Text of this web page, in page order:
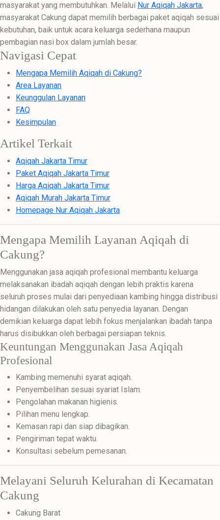
masyarakat yang membutuhkan. Melalui Nur Aqiqah Jakarta,
masyarakat Cakung dapat memilih berbagai paket aqiqah sesuai
kebutuhan, baik untuk acara keluarga sederhana maupun
pembagian nasi box dalam jumlah besar.
Navigasi Cepat
Mengapa Memilih Aqiqah di Cakung?
Area Layanan
Keunggulan Layanan
FAQ
Kesimpulan
Artikel Terkait
Aqiqah Jakarta Timur
Paket Aqiqah Jakarta Timur
Harga Aqiqah Jakarta Timur
Aqiqah Murah Jakarta Timur
Homepage Nur Aqiqah Jakarta
Mengapa Memilih Layanan Aqiqah di
Cakung?
Menggunakan jasa aqiqah profesional membantu keluarga
melaksanakan ibadah aqiqah dengan lebih praktis karena
seluruh proses mulai dari penyediaan kambing hingga distribusi
hidangan dilakukan oleh satu penyedia layanan. Dengan
demikian keluarga dapat lebih fokus menjalankan ibadah tanpa
harus disibukkan oleh berbagai persiapan teknis.
Keuntungan Menggunakan Jasa Aqiqah
Profesional
Kambing memenuhi syarat aqiqah.
Penyembelihan sesuai syariat Islam.
Pengolahan makanan higienis.
Pilihan menu lengkap.
Kemasan rapi dan siap dibagikan.
Pengiriman tepat waktu.
Konsultasi sebelum pemesanan.
Melayani Seluruh Kelurahan di Kecamatan
Cakung
Cakung Barat